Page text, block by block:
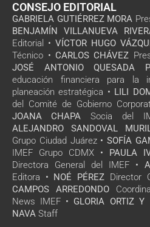
CONSEJO EDITORIAL
GABRIELA GUTIÉRREZ MORA
BENJAMÍN VILLANUEVA
Editorial • VÍCTOR HUGO
Técnico • CARLOS CHÁVEZ
JOSÉ ANTONIO QUESADA
educación financiera para la
planeación estratégica • LILI
del Comité de Gobierno
JOANA CHAPA Socia del
ALEJANDRO SANDOVAL
Grupo Ciudad Juárez • SOFÍA
IMEF Grupo CDMX •
PAULA
Directora General del IMEF •
Editora •
NOÉ PÉREZ Director
CAMPOS ARREDONDO
News IMEF • GLORIA ORTIZ Y
NAVA Staff